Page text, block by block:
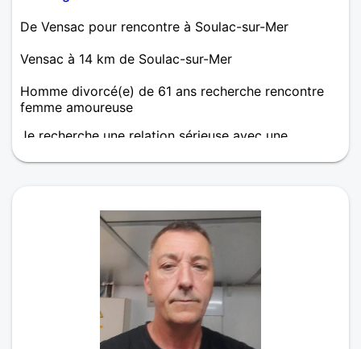
De Vensac pour rencontre à Soulac-sur-Mer
Vensac à 14 km de Soulac-sur-Mer
Homme divorcé(e) de 61 ans recherche rencontre
femme amoureuse
Je recherche une relation sérieuse avec une
construire une belle histoire dans la bonne humeur